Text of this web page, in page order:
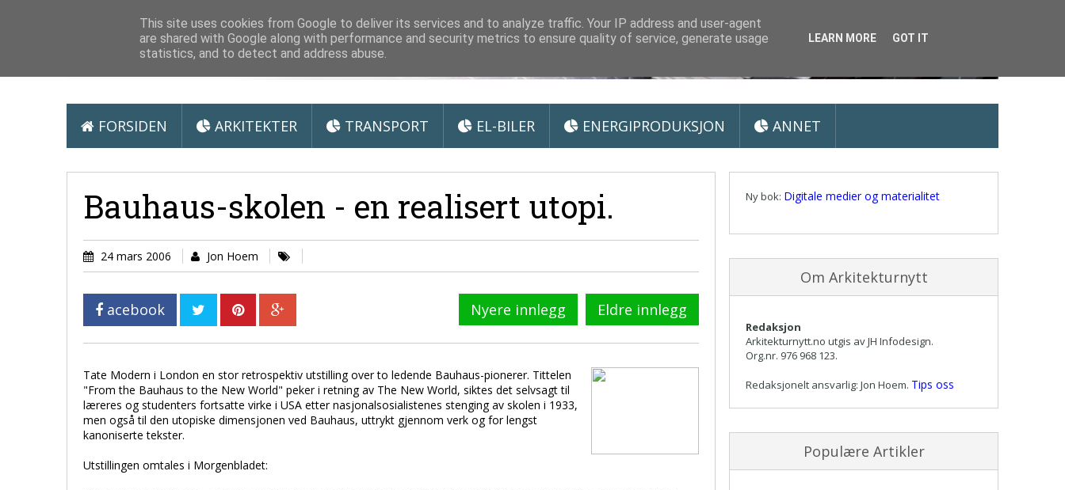
Arkitektur & Miljøteknologi
FORSIDEN ARKITEKTER TRANSPORT EL-BILER ENERGIPRODUKSJON ANNET
Bauhaus-skolen - en realisert utopi.
24 mars 2006 Jon Hoem
acebook Nyere innlegg Eldre innlegg
Tate Modern i London en stor retrospektiv utstilling over to ledende Bauhaus-pionerer. Tittelen
"From the Bauhaus to the New World" peker i retning av The New World, siktes det selvsagt til
læreres og studenters fortsatte virke i USA etter nasjonalsosialistenes stenging av skolen i 1933,
men også til den utopiske dimensjonen ved Bauhaus, uttrykt gjennom verk og for lengst
kanoniserte tekster.
Utstillingen omtales i Morgenbladet:
Ny bok: Digitale medier og materialitet
Om Arkitekturnytt
Redaksjon
Arkitekturnytt.no utgis av JH Infodesign.
Org.nr. 976 968 123.
Redaksjonelt ansvarlig: Jon Hoem. Tips oss
Populære Artikler
This site uses cookies from Google to deliver its services and to analyze traffic. Your IP address and user-agent
are shared with Google along with performance and security metrics to ensure quality of service, generate usage
statistics, and to detect and address abuse.
LEARN MORE GOT IT